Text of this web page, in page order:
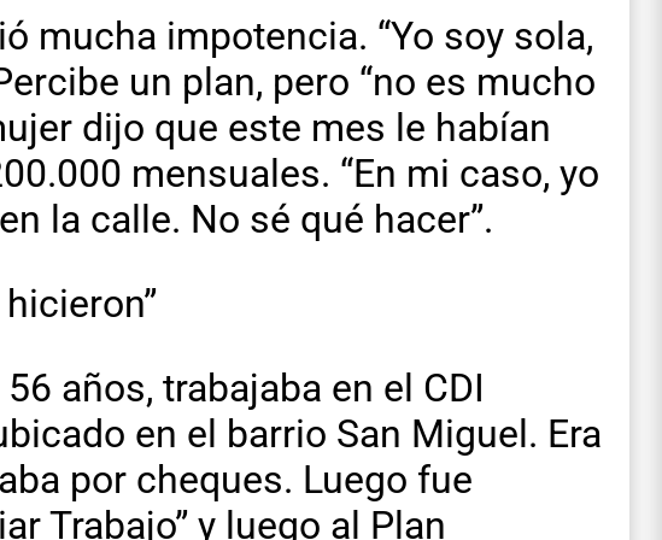
mucha impotencia. “Yo soy sola,
un plan, pero “no es mucho
dijo que este mes le habían
mensuales. “En mi caso, yo
la calle. No sé qué hacer”.
años, trabajaba en el CDI
en el barrio San Miguel. Era
por cheques. Luego fue
Trabajo” y luego al Plan